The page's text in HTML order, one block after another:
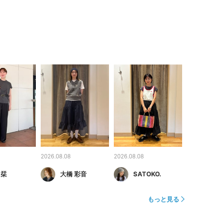
2026.08.08
大橋 彩音
2026.08.08
SATOKO.
もっと見る